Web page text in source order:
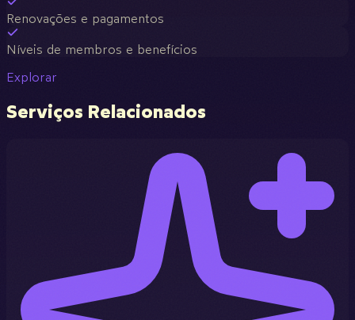
Renovações e pagamentos
Níveis de membros e benefícios
Explorar
Serviços Relacionados